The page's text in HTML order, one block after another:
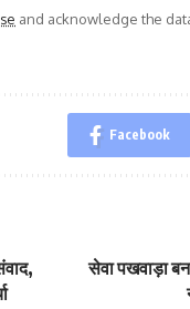
and acknowledge the
Facebook
सेवा पखवाड़ा